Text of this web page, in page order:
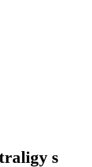
s